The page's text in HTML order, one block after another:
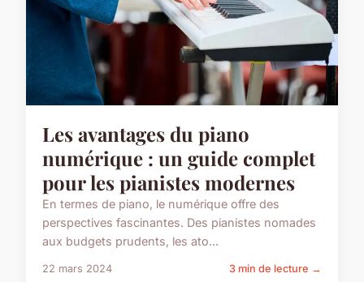
Les avantages du piano
numérique : un guide complet
pour les pianistes modernes
En termes de piano, le numérique offre des
perspectives fascinantes. Des pianistes nomades
aux budgets prudents, les ato...
22 mars 2024 3 min de lecture →